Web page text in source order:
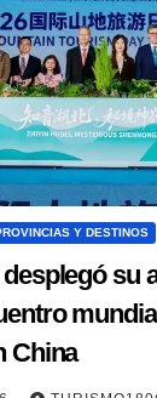
Y DESTINOS
su
China